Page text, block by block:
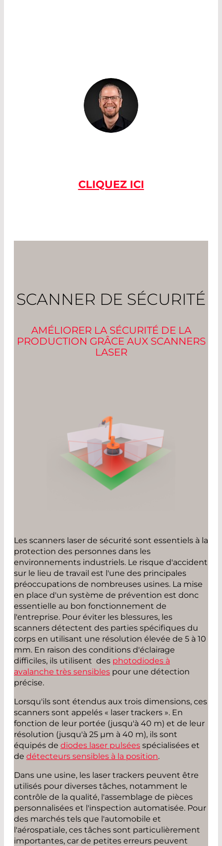
CLIQUEZ ICI
SCANNER DE SÉCURITÉ
AMÉLIORER LA SÉCURITÉ DE LA
PRODUCTION GRÂCE AUX SCANNERS
LASER
Les scanners laser de sécurité sont essentiels à la
protection des personnes dans les
environnements industriels. Le risque d'accident
sur le lieu de travail est l'une des principales
préoccupations de nombreuses usines. La mise
en place d'un système de prévention est donc
essentielle au bon fonctionnement de
l'entreprise. Pour éviter les blessures, les
scanners détectent des parties spécifiques du
corps en utilisant une résolution élevée de 5 à 10
mm. En raison des conditions d'éclairage
difficiles, ils utilisent des photodiodes à
avalanche très sensibles pour une détection
précise.
Lorsqu'ils sont étendus aux trois dimensions, ces
scanners sont appelés « laser trackers ». En
fonction de leur portée (jusqu'à 40 m) et de leur
résolution (jusqu'à 25 µm à 40 m), ils sont
équipés de diodes laser pulsées spécialisées et
de détecteurs sensibles à la position.
Dans une usine, les laser trackers peuvent être
utilisés pour diverses tâches, notamment le
contrôle de la qualité, l'assemblage de pièces
personnalisées et l'inspection automatisée. Pour
des marchés tels que l'automobile et
l'aérospatiale, ces tâches sont particulièrement
importantes, car de petites erreurs peuvent